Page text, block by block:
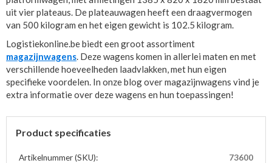
uit vier plateaus. De plateauwagen heeft een draagvermogen
van 500 kilogram en het eigen gewicht is 102.5 kilogram.
Logistiekonline.be biedt een groot assortiment
magazijnwagens. Deze wagens komen in allerlei maten en met
verschillende hoeveelheden laadvlakken, met hun eigen
specifieke voordelen. In onze blog over magazijnwagens vind je
extra informatie over deze wagens en hun toepassingen!
Product specificaties
Artikelnummer (SKU):
73600